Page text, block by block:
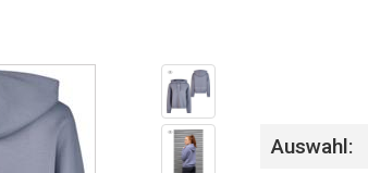
Auswahl: